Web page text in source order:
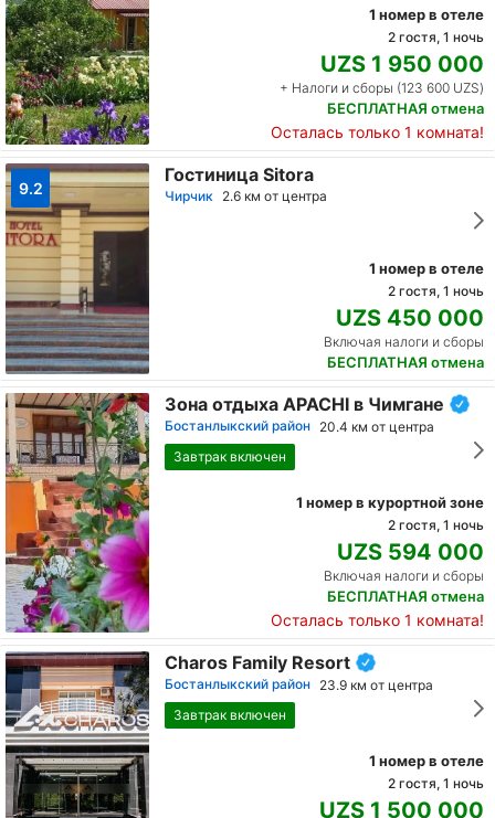
1 номер в отеле
2 гостя, 1 ночь
UZS 1 950 000
+ Налоги и сборы (123 600 UZS)
БЕСПЛАТНАЯ отмена
Осталась только 1 комната!
9.2
Гостиница Sitora
Чирчик 2.6 км от центра
1 номер в отеле
2 гостя, 1 ночь
UZS 450 000
Включая налоги и сборы
БЕСПЛАТНАЯ отмена
Зона отдыха APACHI в Чимгане
Бостанлыкский район 20.4 км от центра
Завтрак включен
1 номер в курортной зоне
2 гостя, 1 ночь
UZS 594 000
Включая налоги и сборы
БЕСПЛАТНАЯ отмена
Осталась только 1 комната!
Charos Family Resort
Бостанлыкский район 23.9 км от центра
Завтрак включен
1 номер в отеле
2 гостя, 1 ночь
UZS 1 500 000